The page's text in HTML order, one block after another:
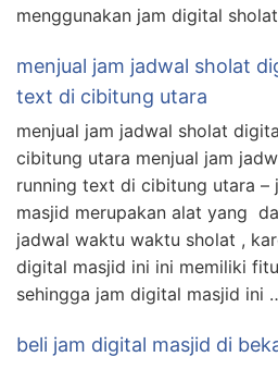
menggunakan jam digital
menjual jam jadwal sholat
text di cibitung utara
menjual jam jadwal sholat
cibitung utara menjual jam
running text di cibitung utara –
masjid merupakan alat yang
jadwal waktu waktu sholat ,
digital masjid ini ini memiliki
sehingga jam digital masjid ini
beli jam digital masjid di